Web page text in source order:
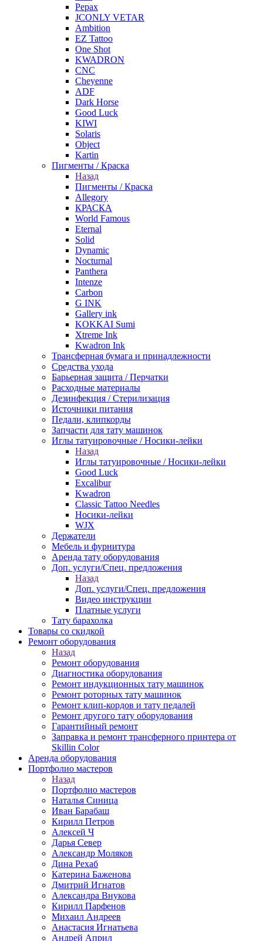
Pepax
JCONLY VETAR
Ambition
EZ Tattoo
One Shot
KWADRON
CNC
Cheyenne
ADF
Dark Horse
Good Luck
KIWI
Solaris
Object
Kartin
Пигменты / Краска
Назад
Пигменты / Краска
Allegory
КРАСКА
World Famous
Eternal
Solid
Dynamic
Nocturnal
Panthera
Intenze
Carbon
G INK
Gallery ink
KOKKAI Sumi
Xtreme Ink
Kwadron Ink
Трансферная бумага и принадлежности
Средства ухода
Барьерная защита / Перчатки
Расходные материалы
Дезинфекция / Стерилизация
Источники питания
Педали, клипкорды
Запчасти для тату машинок
Иглы татуировочные / Носики-лейки
Назад
Иглы татуировочные / Носики-лейки
Good Luck
Excalibur
Kwadron
Classic Tattoo Needles
Носики-лейки
WJX
Держатели
Мебель и фурнитура
Аренда тату оборудования
Доп. услуги/Спец. предложения
Назад
Доп. услуги/Спец. предложения
Видео инструкции
Платные услуги
Тату барахолка
Товары со скидкой
Ремонт оборудования
Назад
Ремонт оборудования
Диагностика оборудования
Ремонт индукционных тату машинок
Ремонт роторных тату машинок
Ремонт клип-кордов и тату педалей
Ремонт другого тату оборудования
Гарантийный ремонт
Заправка и ремонт трансферного принтера от
Skillin Color
Аренда оборудования
Портфолио мастеров
Назад
Портфолио мастеров
Наталья Синица
Иван Барабаш
Кирилл Петров
Алексей Ч
Дарья Север
Александр Моляков
Дина Рехаб
Катерина Баженова
Дмитрий Игнатов
Александра Внукова
Кирилл Парфенов
Михаил Андреев
Анастасия Игнатьева
Андрей Април